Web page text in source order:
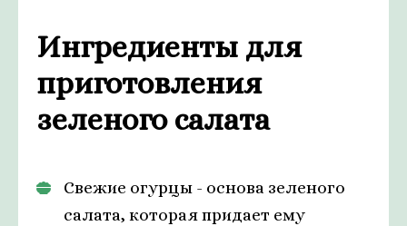
Ингредиенты для
приготовления
зеленого салата
Свежие огурцы - основа зеленого
салата, которая придает ему